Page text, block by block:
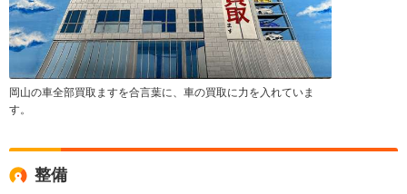
岡山の車全部買取ますを合言葉に、車の買取に力を入れていま
す。
整備